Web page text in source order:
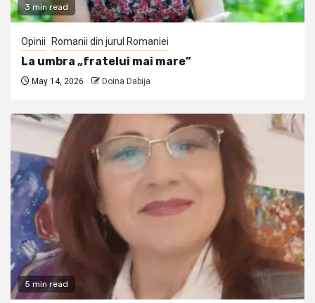
3 min read
Opinii Romanii din jurul Romaniei
La umbra „fratelui mai mare”
May 14, 2026 Doina Dabija
5 min read